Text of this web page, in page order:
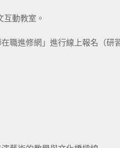
動教室。
職進修網」進行線上報名（研